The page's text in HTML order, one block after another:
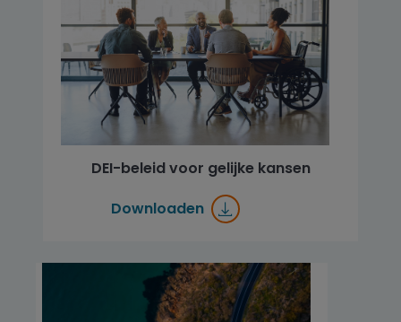
DEI-beleid voor gelijke kansen
Downloaden